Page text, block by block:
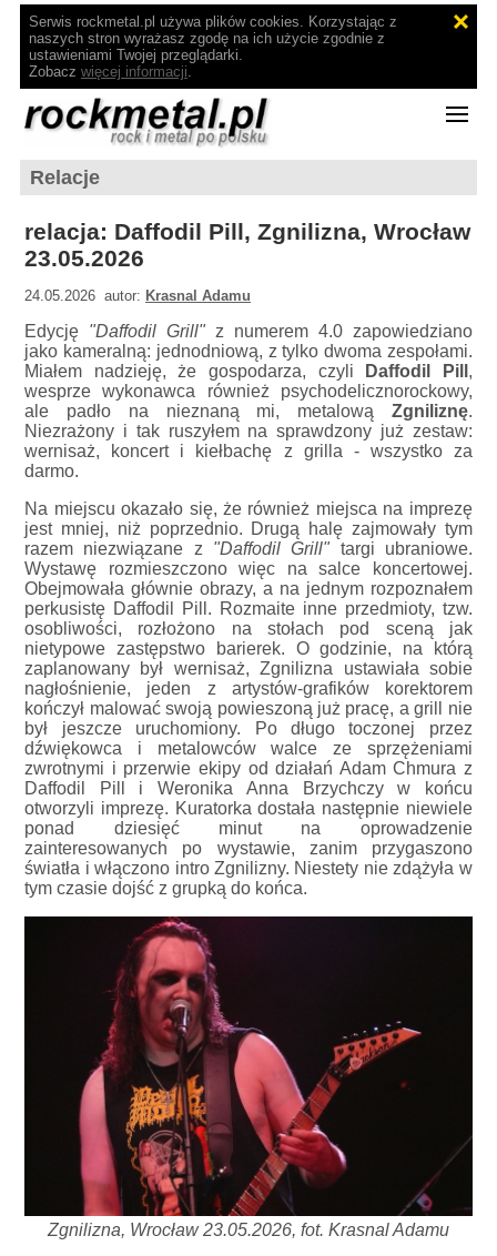
Serwis rockmetal.pl używa plików cookies. Korzystając z
naszych stron wyrażasz zgodę na ich użycie zgodnie z
ustawieniami Twojej przeglądarki.
Zobacz więcej informacji.
Relacje
relacja: Daffodil Pill, Zgnilizna, Wrocław
23.05.2026
24.05.2026 autor: Krasnal Adamu
Edycję "Daffodil Grill"z numerem 4.0 zapowiedziano
jako kameralną: jednodniową, z tylko dwoma zespołami.
Miałem nadzieję, że gospodarza, czyli
Daffodil Pill ,
wesprze wykonawca również psychodelicznorockowy,
ale padło na nieznaną mi, metalową Zgniliznę.
Niezrażony i tak ruszyłem na sprawdzony już zestaw:
wernisaż, koncert i kiełbachę z grilla - wszystko za
darmo.
Na miejscu okazało się, że również miejsca na imprezę
jest mniej, niż poprzednio. Drugą halę zajmowały tym
razem niezwiązane z "Daffodil Grill"targi ubraniowe.
Wystawę rozmieszczono więc na salce koncertowej.
Obejmowała głównie obrazy, a na jednym rozpoznałem
perkusistę Daffodil Pill. Rozmaite inne przedmioty, tzw.
osobliwości, rozłożono na stołach pod sceną jak
nietypowe zastępstwo barierek. O godzinie, na którą
zaplanowany był wernisaż, Zgnilizna ustawiała sobie
nagłośnienie, jeden z artystów-grafików korektorem
kończył malować swoją powieszoną już pracę, a grill nie
był jeszcze uruchomiony. Po długo toczonej przez
dźwiękowca i metalowców walce ze sprzężeniami
zwrotnymi i przerwie ekipy od działań Adam Chmura z
Daffodil Pill i Weronika Anna Brzychczy w końcu
otworzyli imprezę. Kuratorka dostała następnie niewiele
ponad dziesięć minut na oprowadzenie
zainteresowanych po wystawie, zanim przygaszono
światła i włączono intro Zgnilizny. Niestety nie zdążyła w
tym czasie dojść z grupką do końca.
Zgnilizna, Wrocław 23.05.2026, fot. Krasnal Adamu